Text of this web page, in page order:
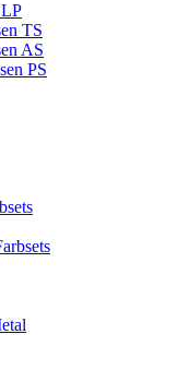
TS
AS
PS